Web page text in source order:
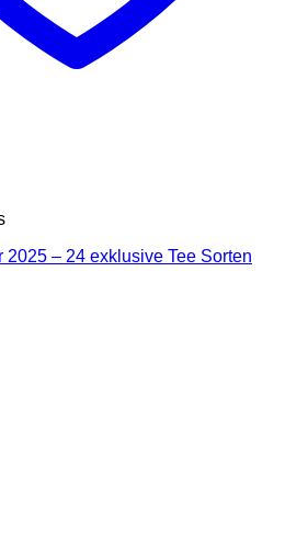
2025 – 24 exklusive Tee Sorten